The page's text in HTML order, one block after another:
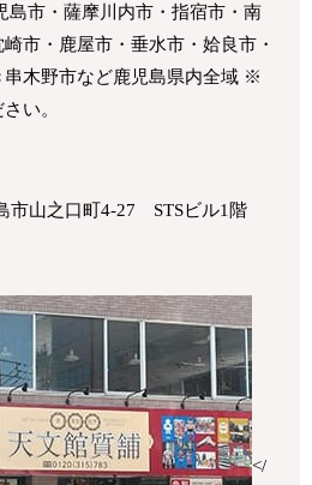
島市・薩摩川内市・指宿市・南
市・鹿屋市・垂水市・姶良市・
木野市など鹿児島県内全域 ※
い。
市山之口町4-27 STSビル1階
</